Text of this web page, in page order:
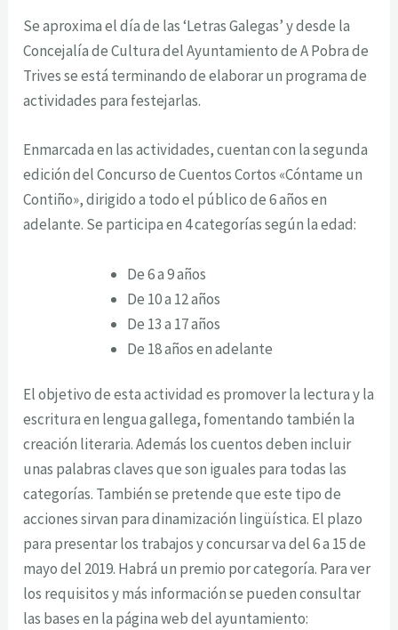
Se aproxima el día de las ‘Letras Galegas’ y desde la
Concejalía de Cultura del Ayuntamiento de A Pobra de
Trives se está terminando de elaborar un programa de
actividades para festejarlas.
Enmarcada en las actividades, cuentan con la segunda
edición del Concurso de Cuentos Cortos «Cóntame un
Contiño», dirigido a todo el público de 6 años en
adelante. Se participa en 4 categorías según la edad:
De 6 a 9 años
De 10 a 12 años
De 13 a 17 años
De 18 años en adelante
El objetivo de esta actividad es promover la lectura y la
escritura en lengua gallega, fomentando también la
creación literaria. Además los cuentos deben incluir
unas palabras claves que son iguales para todas las
categorías. También se pretende que este tipo de
acciones sirvan para dinamización lingüística. El plazo
para presentar los trabajos y concursar va del 6 a 15 de
mayo del 2019. Habrá un premio por categoría. Para ver
los requisitos y más información se pueden consultar
las bases en la página web del ayuntamiento: